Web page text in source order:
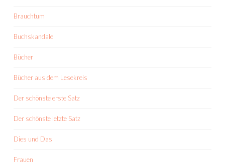
Brauchtum
Buchskandale
Bücher
Bücher aus dem Lesekreis
Der schönste erste Satz
Der schönste letzte Satz
Dies und Das
Frauen